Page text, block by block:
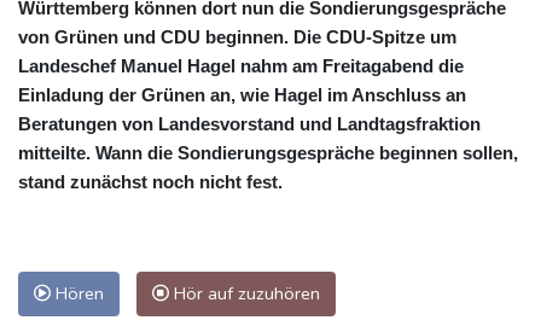
Württemberg können dort nun die Sondierungsgespräche
von Grünen und CDU beginnen. Die CDU-Spitze um
Landeschef Manuel Hagel nahm am Freitagabend die
Einladung der Grünen an, wie Hagel im Anschluss an
Beratungen von Landesvorstand und Landtagsfraktion
mitteilte. Wann die Sondierungsgespräche beginnen sollen,
stand zunächst noch nicht fest.
Hören Hör auf zuzuhören